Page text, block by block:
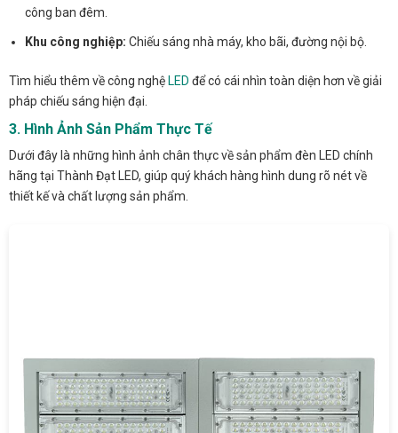
công ban đêm.
Khu công nghiệp: Chiếu sáng nhà máy, kho bãi, đường nội bộ.
Tìm hiểu thêm về công nghệLED để có cái nhìn toàn diện hơn về giải
pháp chiếu sáng hiện đại.
3. Hình Ảnh Sản Phẩm Thực Tế
Dưới đây là những hình ảnh chân thực về sản phẩm đèn LED chính
hãng tại Thành Đạt LED, giúp quý khách hàng hình dung rõ nét về
thiết kế và chất lượng sản phẩm.